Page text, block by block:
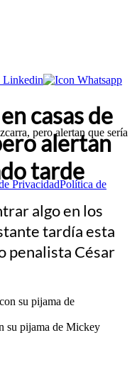
pero alertan que sería
PrivacidadPolítica de
casas de
alertan
tarde
algo en los
tardía esta
penalista César
su pijama de Mickey